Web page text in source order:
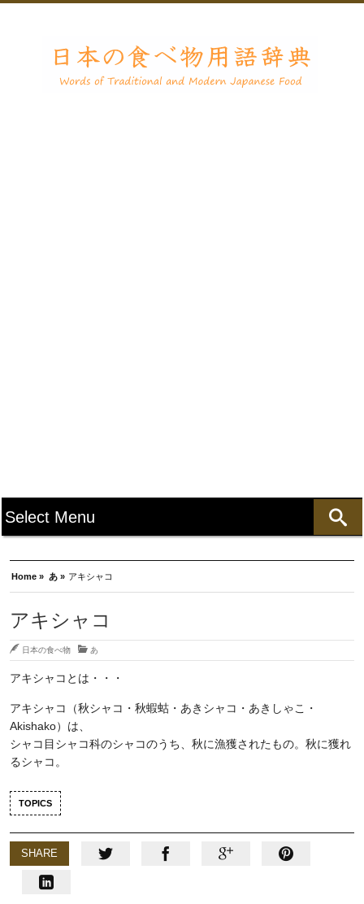
Home » あ » アキシャコ
アキシャコ
日本の食べ物 あ
アキシャコとは・・・
アキシャコ（秋シャコ・秋蝦蛄・あきシャコ・あきしゃこ・
Akishako）は、
シャコ目シャコ科のシャコのうち、秋に漁獲されたもの。秋に獲れ
るシャコ。
TOPICS
SHARE